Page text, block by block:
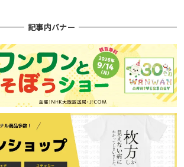
記事内バナー